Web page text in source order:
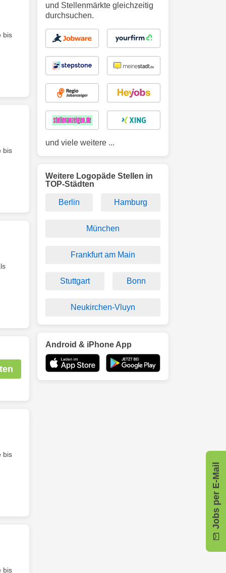
bis
bis
bis
bis
Jobs per E-Mail
und Stellenmärkte gleichzeitig
durchsuchen.
und viele weitere ...
Weitere Logopäde Stellen in
TOP-Städten
Berlin Hamburg
München
Frankfurt am Main
Stuttgart Bonn
Neukirchen-Vluyn
Android & iPhone App